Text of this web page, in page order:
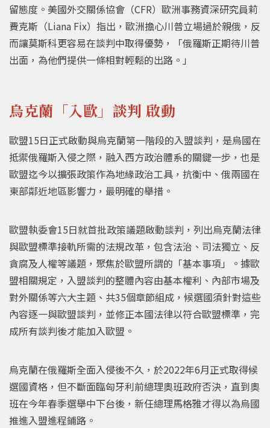
留態度。美國外交關係協會（CFR）歐洲事務資深研究員莉
費克斯（Liana Fix）指出，歐洲擔心川普立場過於親俄，反
而讓莫斯科更容易在談判中取得優勢，「俄羅斯正期待川普
出面，為他們提供一條相對輕鬆的出路。」
烏克蘭「入歐」談判 啟動
歐盟15日正式啟動與烏克蘭第一階段的入盟談判，是烏國在
抵禦俄羅斯入侵之際，融入西方政治體系的關鍵一步，也是
歐盟迄今以擴張政策作為地緣政治工具，抗衡中、俄兩國在
東部鄰近地區影響力，最明確的舉措。
歐盟執委會15日就首批政策議題啟動談判，列出烏克蘭法律
與歐盟標準接軌所需的法規改革，包含法治、司法獨立、反
貪腐及人權等議題，聚焦於歐盟所謂的「基本事項」。據歐
盟相關規定，入盟談判的整體內容由基本權利、內部市場及
對外關係等六大主題、共35個章節組成，候選國須針對這些
內容逐一與歐盟談判，並修正本國法律以符合歐盟標準，完
成所有談判後才能加入歐盟。
烏克蘭在俄羅斯全面入侵後不久，於2022年6月正式取得候
選國資格，但不斷面臨匈牙利前總理奧班政府否決，直到奧
班在今年春季選舉中下台後，新任總理馬格雅才得以為烏國
推進入盟進程鋪路。